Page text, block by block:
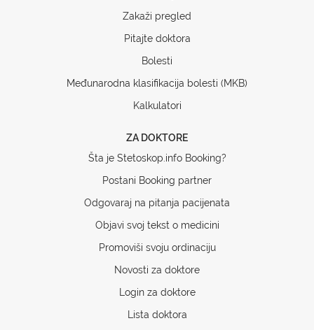
Zakaži pregled
Pitajte doktora
Bolesti
Međunarodna klasifikacija bolesti (MKB)
Kalkulatori
ZA DOKTORE
Šta je Stetoskop.info Booking?
Postani Booking partner
Odgovaraj na pitanja pacijenata
Objavi svoj tekst o medicini
Promoviši svoju ordinaciju
Novosti za doktore
Login za doktore
Lista doktora